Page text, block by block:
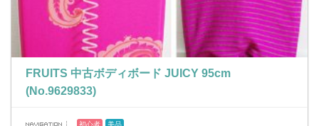
FRUITS 中古ボディボード JUICY 95cm
(No.9629833)
初心者
美品